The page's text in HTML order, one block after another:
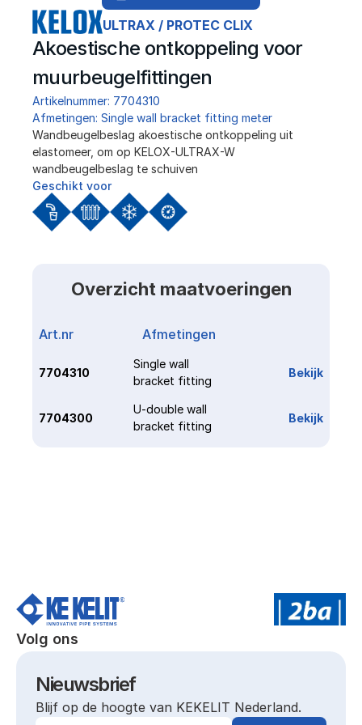
ULTRAX / PROTEC CLIX
Akoestische ontkoppeling voor
muurbeugelfittingen
Artikelnummer: 7704310
Afmetingen: Single wall bracket fitting meter
Wandbeugelbeslag akoestische ontkoppeling uit
elastomeer, om op KELOX-ULTRAX-W
wandbeugelbeslag te schuiven
Geschikt voor
Overzicht maatvoeringen
Art.nr Afmetingen
7704310
Single wall
bracket fitting
Bekijk
7704300
U-double wall
bracket fitting
Bekijk
Volg ons
Nieuwsbrief
Blijf op de hoogte van KEKELIT Nederland.